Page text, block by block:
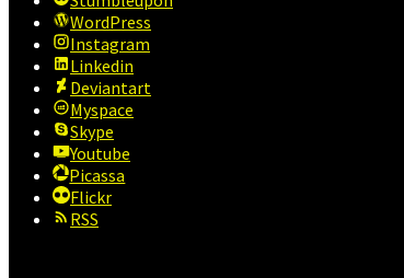
WordPress
Instagram
Linkedin
Deviantart
Myspace
Skype
Youtube
Picassa
Flickr
RSS